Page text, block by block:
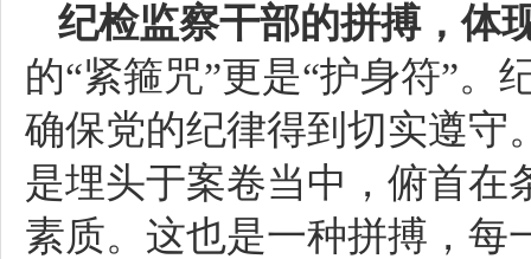
纪检监察干部的拼搏，体
的“紧箍咒”更是“护身符”
确保党的纪律得到切实遵守
是埋头于案卷当中，俯首在
素质。这也是一种拼搏，每